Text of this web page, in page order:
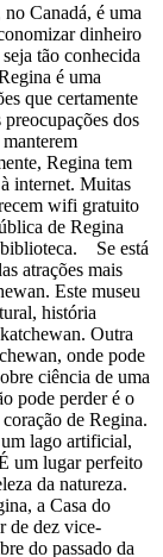
Canadá, é uma
dinheiro
tão conhecida
é uma
que certamente
dos
Regina tem
internet. Muitas
wifi gratuito
de Regina
biblioteca. Se está
atrações mais
Este museu
história
Outra
onde pode
ciência de uma
pode perder é o
de Regina.
um lago artificial,
um lugar perfeito
da natureza.
a Casa do
de dez vice-
do passado da